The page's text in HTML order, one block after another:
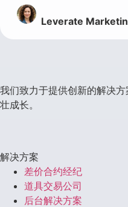
Leverate
我们致力于提供创新的解决
壮成长。
解决方案
差价合约经纪
道具交易公司
后台解决方案